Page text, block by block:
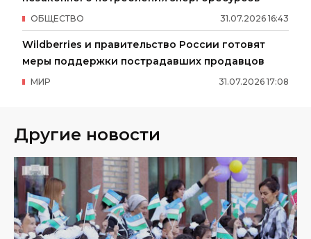
31.07.2026 16:43
ОБЩЕСТВО
Wildberries и правительство России готовят
меры поддержки пострадавших продавцов
31.07.2026 17:08
МИР
Другие новости